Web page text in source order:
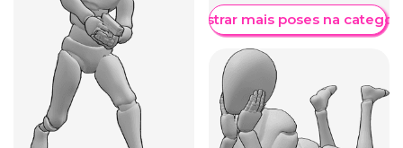
Mostrar mais poses na